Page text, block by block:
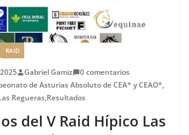
RAID
Gabriel Gamiz
0 comentarios
de Asturias Absoluto de CEA* y CEAO*,
Regueras,Resultados
del V Raid Hípico Las